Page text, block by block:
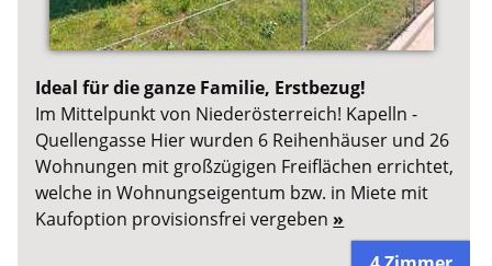
Ideal für die ganze Familie, Erstbezug!
Im Mittelpunkt von Niederösterreich! Kapelln -
Quellengasse Hier wurden 6 Reihenhäuser und 26
Wohnungen mit großzügigen Freiflächen errichtet,
welche in Wohnungseigentum bzw. in Miete mit
Kaufoption provisionsfrei vergeben »